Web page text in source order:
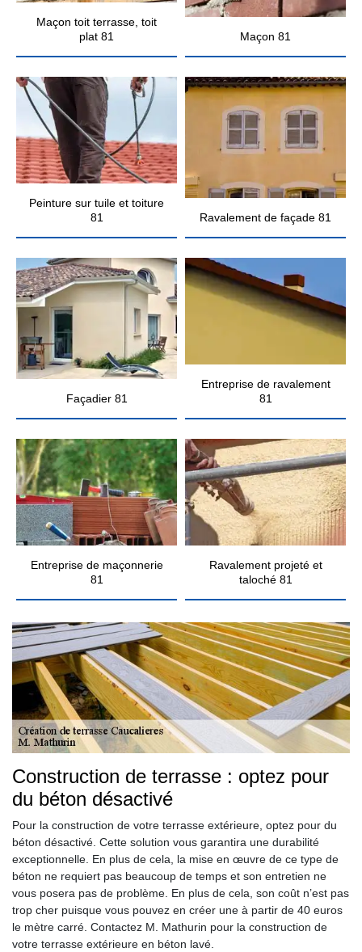
Maçon toit terrasse, toit
plat 81
Maçon 81
Peinture sur tuile et toiture
81
Ravalement de façade 81
Façadier 81
Entreprise de ravalement
81
Entreprise de maçonnerie
81
Ravalement projeté et
taloché 81
Construction de terrasse : optez pour
du béton désactivé
Pour la construction de votre terrasse extérieure, optez pour du
béton désactivé. Cette solution vous garantira une durabilité
exceptionnelle. En plus de cela, la mise en œuvre de ce type de
béton ne requiert pas beaucoup de temps et son entretien ne
vous posera pas de problème. En plus de cela, son coût n’est pas
trop cher puisque vous pouvez en créer une à partir de 40 euros
le mètre carré. Contactez M. Mathurin pour la construction de
votre terrasse extérieure en béton lavé.